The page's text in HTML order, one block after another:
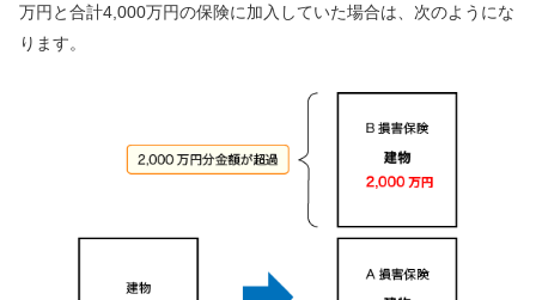
万円と合計4,000万円の保険に加入していた場合は、次のようにな
ります。